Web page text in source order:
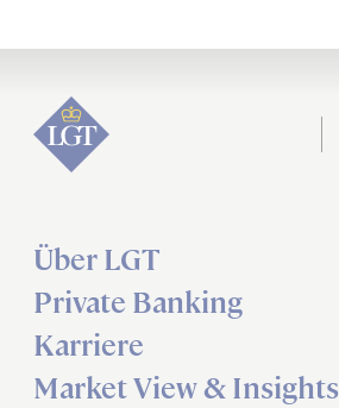
Über LGT
Private Banking
Karriere
Market View & Insights